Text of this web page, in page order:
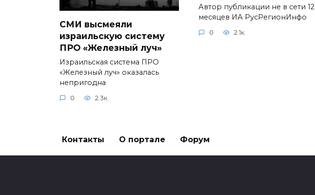
СМИ высмеяли
израильскую систему
ПРО «Железный луч»
Израильская система ПРО
«Железный луч» оказалась
непригодна
0 2.3к.
Автор публикации не в сети 12
месяцев ИА РусРегионИнфо
0 2.1к.
Контакты О портале Форум